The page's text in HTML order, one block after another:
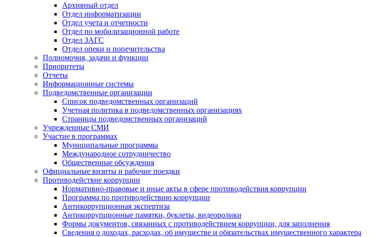
Архивный отдел
Отдел информатизации
Отдел учета и отчетности
Отдел по мобилизационной работе
Отдел ЗАГС
Отдел опеки и попечительства
Полномочия, задачи и функции
Приоритеты
Отчеты
Информационные системы
Подведомственные организации
Список подведомственных организаций
Учетная политика в подведомственных организациях
Страницы подведомственных организаций
Учрежденные СМИ
Участие в программах
Муниципальные программы
Международное сотрудничество
Общественные обсуждения
Официальные визиты и рабочие поездки
Противодействие коррупции
Нормативно-правовые и иные акты в сфере противодействия коррупции
Программа по противодействию коррупции
Антикоррупционная экспертиза
Антикоррупционные памятки, буклеты, видеоролики
Формы документов, связанных с противодействием коррупции, для заполнения
Сведения о доходах, расходах, об имуществе и обязательствах имущественного характера